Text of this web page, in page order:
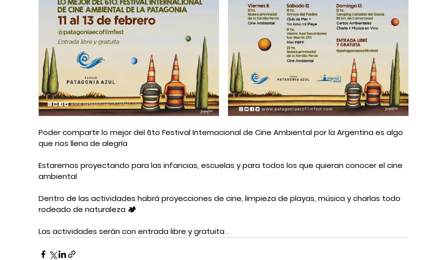
Poder compartir lo mejor del 6to Festival Internacional de Cine Ambiental por la Argentina es algo
que nos llena de alegría
Estaremos proyectando para las infancias, escuelas y para todos los que quieran conocer el cine
ambiental
Dentro de las actividades habrá proyecciones de cine, limpieza de playas, música y charlas todo
rodeado de naturaleza 🏕
Las actividades serán con entrada libre y gratuita .